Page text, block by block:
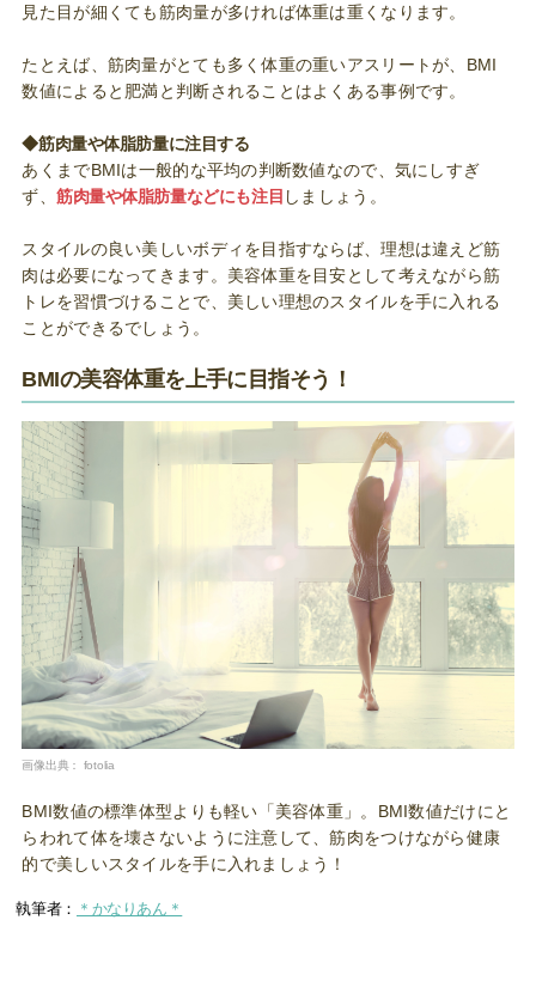
見た目が細くても筋肉量が多ければ体重は重くなります。
たとえば、筋肉量がとても多く体重の重いアスリートが、BMI
数値によると肥満と判断されることはよくある事例です。
◆筋肉量や体脂肪量に注目する
あくまでBMIは一般的な平均の判断数値なので、気にしすぎ
ず、 筋肉量や体脂肪量などにも注目 しましょう。
スタイルの良い美しいボディを目指すならば、理想は違えど筋
肉は必要になってきます。美容体重を目安として考えながら筋
トレを習慣づけることで、美しい理想のスタイルを手に入れる
ことができるでしょう。
BMIの美容体重を上手に目指そう！
画像出典： fotolia
BMI数値の標準体型よりも軽い「美容体重」。BMI数値だけにと
らわれて体を壊さないように注意して、筋肉をつけながら健康
的で美しいスタイルを手に入れましょう！
執筆者： ＊かなりあん＊